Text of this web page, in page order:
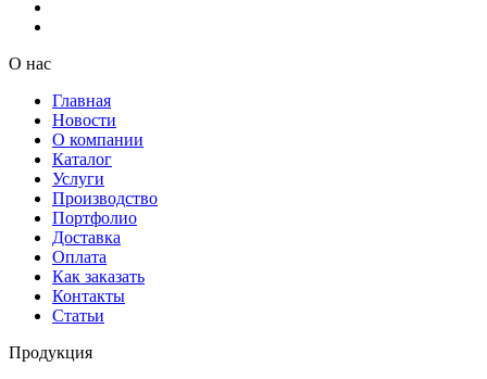
О нас
Главная
Новости
О компании
Каталог
Услуги
Производство
Портфолио
Доставка
Оплата
Как заказать
Контакты
Статьи
Продукция